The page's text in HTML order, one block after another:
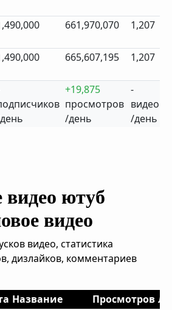
661,970,070 1,207
665,607,195 1,207
+19,875
просмотров
/день
-
видео
/день
видео ютуб
видео
видео, статистика
дизлайков, комментариев
Название Просмотров